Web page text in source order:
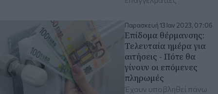
Παρασκευή 13 Ιαν 2023, 07:06
Επίδομα θέρμανσης:
Τελευταία ημέρα για
αιτήσεις - Πότε θα
γίνουν οι επόμενες
πληρωμές
Έχουν υποβληθεί πάνω